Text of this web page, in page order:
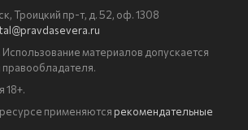
Троицкий пр-т, д. 52, оф. 1308
материалов допускается
18+.
применяются рекомендательные